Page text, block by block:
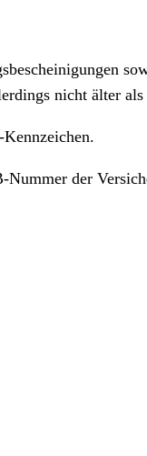
nicht älter
der